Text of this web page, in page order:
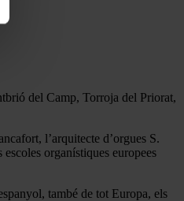
del Camp, Torroja del Priorat,
l’arquitecte d’orgues S.
organístiques europees
també de tot Europa, els